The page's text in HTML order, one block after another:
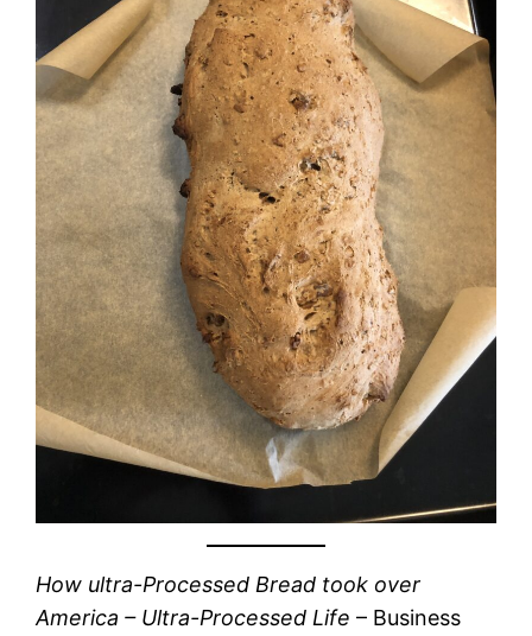
How ultra-Processed Bread took over
America – Ultra-Processed Life – Business